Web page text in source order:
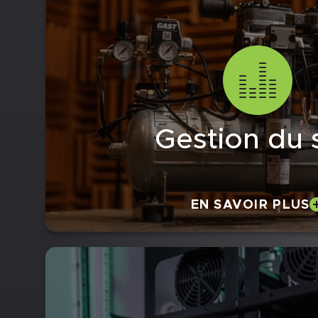
Gestion du
EN SAVOIR PLUS